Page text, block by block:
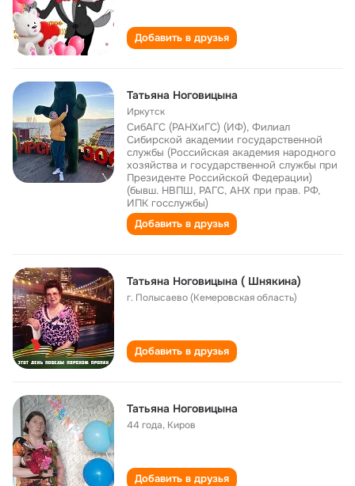
Добавить в друзья
Татьяна Ноговицына
Иркутск
СибАГС (РАНХиГС) (ИФ), Филиал
Сибирской академии государственной
службы (Российская академия народного
хозяйства и государственной службы при
Президенте Российской Федерации)
(бывш. НВПШ, РАГС, АНХ при прав. РФ,
ИПК госслужбы)
Добавить в друзья
Татьяна Ноговицына ( Шнякина)
г. Полысаево (Кемеровская область)
Добавить в друзья
Татьяна Ноговицына
44 года, Киров
Добавить в друзья